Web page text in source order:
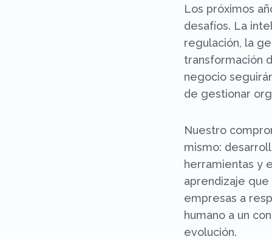
Los próximos
desafíos. La
regulación, la
transformación
negocio
de gestionar
Nuestro
mismo:
herramientas y
aprendizaje
empresas a
humano a un
evolución.